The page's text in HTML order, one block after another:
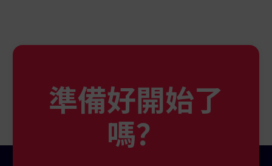
準備好開始了
嗎？